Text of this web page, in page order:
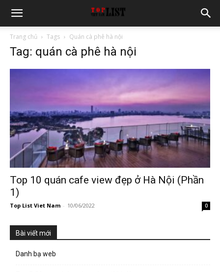
Trang chủ Tags Quán cà phê hà nội
Tag: quán cà phê hà nội
Top 10 quán cafe view đẹp ở Hà Nội (Phần
1)
Top List Viet Nam - 10/06/2022 0
Bài viết mới
Danh bạ web